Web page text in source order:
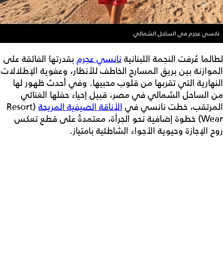
نانسي عجرم في الساحل الشمالي
لطالما عُرفت النجمة اللبنانيةنانسي عجرم بقدرتها الفائقة على
الموازنة بين بريق المسارح الخاطف للأنظار، وعفوية الإطلالات
النهارية التي تقربها من قلوب محبيها. وفي أحدث ظهور لها
من الساحل الشمالي في مصر، قبيل إحياء حفلها الغنائي
المرتقب، خطت نانسي فيالأناقة الصيفية المريحة (Resort
Wear) خطوة إضافية نحو الجرأة، معتمدةً على قطع تعكس
روح الإجازة وحيوية الأجواء الشاطئية بامتياز.